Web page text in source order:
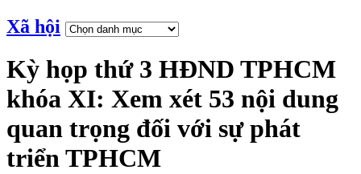
Xã hội
Kỳ họp thứ 3 HĐND TPHCM
khóa XI: Xem xét 53 nội dung
quan trọng đối với sự phát
triển TPHCM